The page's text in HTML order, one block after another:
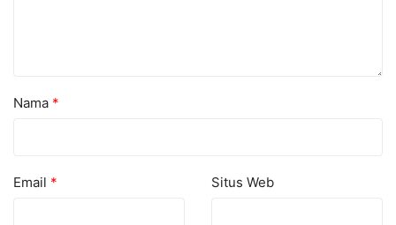
Nama *
Email * Situs Web